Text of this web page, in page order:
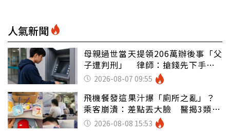
人氣新聞
母親過世當天提領206萬辦後事「父
子遭判刑」 律師：搶錢先下手是
罪 2026-08-07 09:55
飛機餐發這果汁爆「廁所之亂」？
乘客崩潰：差點丟大臉 醫揭3類人
別亂喝
2026-08-08 15:53